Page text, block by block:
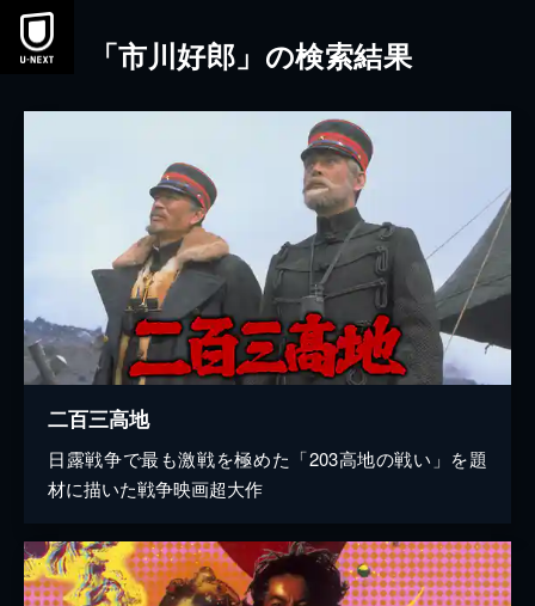
本文へスキップ
「市川好郎」の検索結果
二百三高地
日露戦争で最も激戦を極めた「203高地の戦い」を題
材に描いた戦争映画超大作